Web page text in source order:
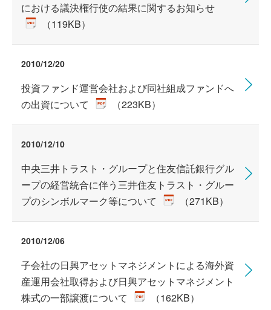
における議決権行使の結果に関するお知らせ
（119KB）
2010/12/20
投資ファンド運営会社および同社組成ファンドへ
の出資について
（223KB）
2010/12/10
中央三井トラスト・グループと住友信託銀行グル
ープの経営統合に伴う三井住友トラスト・グルー
プのシンボルマーク等について
（271KB）
2010/12/06
子会社の日興アセットマネジメントによる海外資
産運用会社取得および日興アセットマネジメント
株式の一部譲渡について
（162KB）